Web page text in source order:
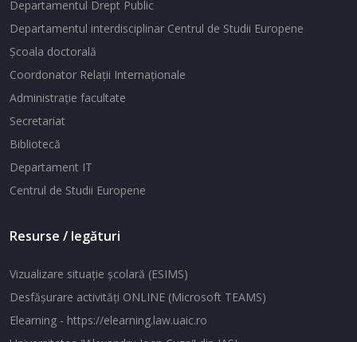
Departamentul Drept Public
Departamentul interdisciplinar Centrul de Studii Europene
Şcoala doctorală
Coordonator Relaţii Internaţionale
Administraţie facultate
Secretariat
Bibliotecă
Departament IT
Centrul de Studii Europene
Resurse / legături
Vizualizare situaţie şcolară (ESIMS)
Desfăşurare activităţi ONLINE (Microsoft TEAMS)
Elearning - https://elearning.law.uaic.ro